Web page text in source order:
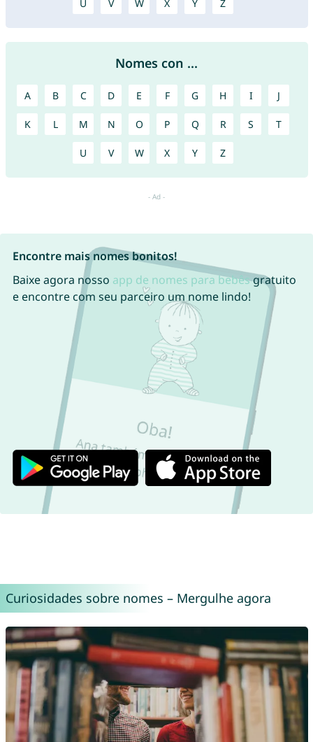
U V W X Y Z
Nomes con ...
A B C D E F G H I J
K L M N O P Q R S T
U V W X Y Z
Encontre mais nomes bonitos!
Baixe agora nosso app de nomes para bebêsgratuito
e encontre com seu parceiro um nome lindo!
Curiosidades sobre nomes – Mergulhe agora